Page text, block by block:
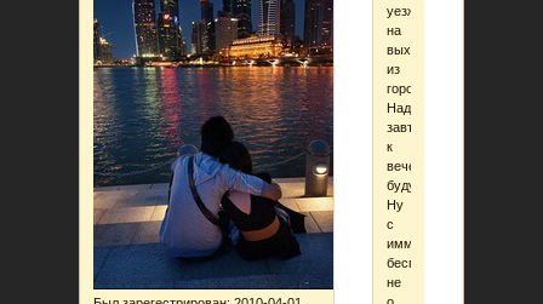
уезжаю
на
выходные
из
города..
Надеюсь,
завтра
к
вечеру
буду.
Ну
с
иммуном
беспокоится
не